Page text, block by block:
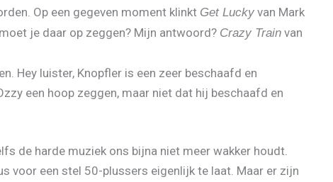
Op een gegeven moment klinkt Get Luckyvan Mark
je daar op zeggen? Mijn antwoord? Crazy Trainvan
Hey luister, Knopfler is een zeer beschaafd en
een hoop zeggen, maar niet dat hij beschaafd en
de harde muziek ons bijna niet meer wakker houdt.
voor een stel 50-plussers eigenlijk te laat. Maar er zijn